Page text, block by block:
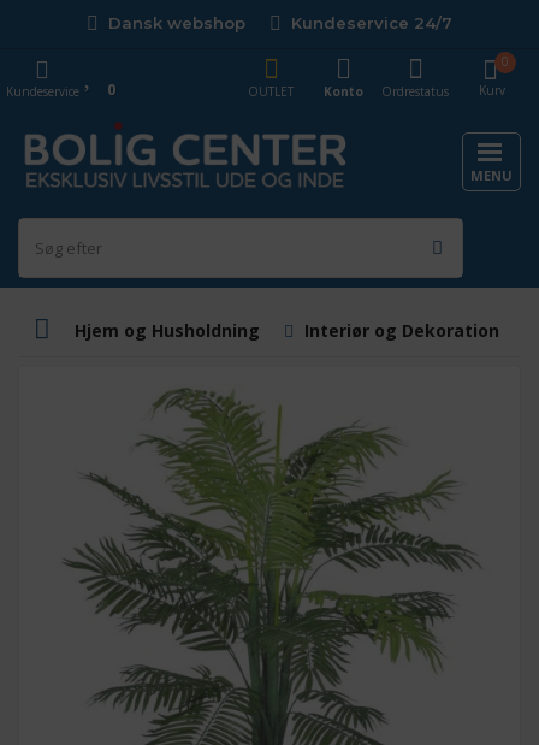
Dansk webshop Kundeservice 24/7
Kurv
0
OUTLET
Konto Ordrestatus
Kundeservice 0
MENU
Hjem og Husholdning Interiør og Dekoration